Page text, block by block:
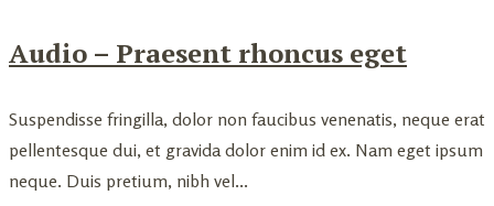
Audio – Praesent rhoncus eget
Suspendisse fringilla, dolor non faucibus venenatis, neque erat
pellentesque dui, et gravida dolor enim id ex. Nam eget ipsum
neque. Duis pretium, nibh vel...